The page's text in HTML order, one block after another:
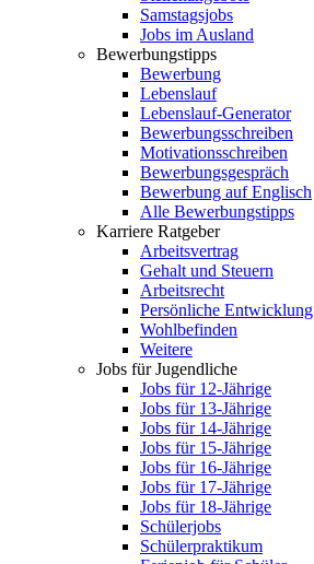
Samstagsjobs
Jobs im Ausland
Bewerbungstipps
Bewerbung
Lebenslauf
Lebenslauf-Generator
Bewerbungsschreiben
Motivationsschreiben
Bewerbungsgespräch
Bewerbung auf Englisch
Alle Bewerbungstipps
Karriere Ratgeber
Arbeitsvertrag
Gehalt und Steuern
Arbeitsrecht
Persönliche Entwicklung
Wohlbefinden
Weitere
Jobs für Jugendliche
Jobs für 12-Jährige
Jobs für 13-Jährige
Jobs für 14-Jährige
Jobs für 15-Jährige
Jobs für 16-Jährige
Jobs für 17-Jährige
Jobs für 18-Jährige
Schülerjobs
Schülerpraktikum